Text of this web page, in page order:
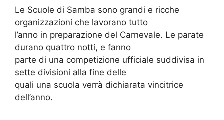
Le Scuole di Samba sono grandi e ricche
organizzazioni che lavorano tutto
l’anno in preparazione del Carnevale. Le parate
durano quattro notti, e fanno
parte di una competizione ufficiale suddivisa in
sette divisioni alla fine delle
quali una scuola verrà dichiarata vincitrice
dell’anno.